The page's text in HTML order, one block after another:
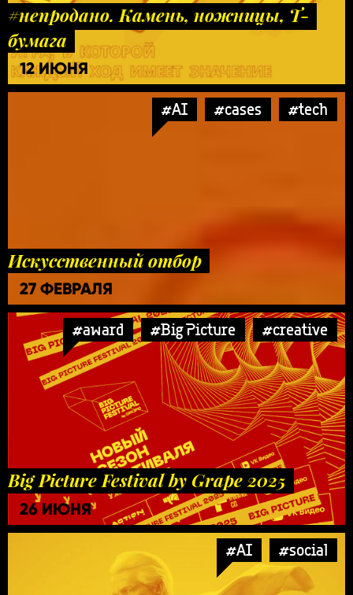
#непродано. Камень, ножницы, Т-
бумага
12 ИЮНЯ
#AI #cases #tech
Искусственный отбор
27 ФЕВРАЛЯ
#award #Big Picture #creative
Big Picture Festival by Grape 2025
26 ИЮНЯ
#AI #social